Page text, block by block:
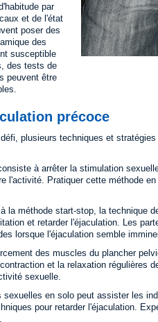
par
et de l'état
poser des
des
susceptible
des tests de
peuvent être
précoce
plusieurs techniques et
à arrêter la stimulation
l'activité. Pratiquer cette méthode
la méthode start-stop, la technique
et retarder l'éjaculation. Les
lorsque l'éjaculation semble
des muscles du plancher
et la relaxation régulières
sexuelle.
sexuelles en solo peut assister les
pour retarder l'éjaculation.